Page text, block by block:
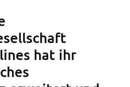
hat ihr